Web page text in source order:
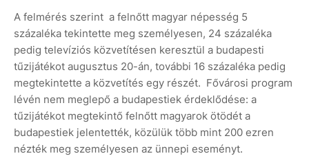
A felmérés szerint a felnőtt magyar népesség 5
százaléka tekintette meg személyesen, 24 százaléka
pedig televíziós közvetítésen keresztül a budapesti
tűzijátékot augusztus 20-án, további 16 százaléka pedig
megtekintette a közvetítés egy részét. Fővárosi program
lévén nem meglepő a budapestiek érdeklődése: a
tűzijátékot megtekintő felnőtt magyarok ötödét a
budapestiek jelentették, közülük több mint 200 ezren
nézték meg személyesen az ünnepi eseményt.